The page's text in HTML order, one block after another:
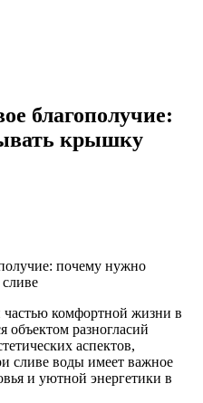
благополучие:
крышку
комфортной жизни в
объектом разногласий
аспектов,
сливе воды имеет важное
и уютной энергетики в